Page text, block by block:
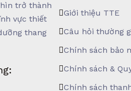
trở thành
vực thiết
thang
Giới thiệu TTE
Câu hỏi thường
Chính sách bảo
Chính sách &
Chính sách